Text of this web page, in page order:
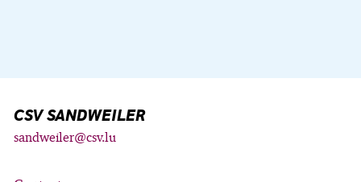
CSV SANDWEILER
sandweiler@csv.lu